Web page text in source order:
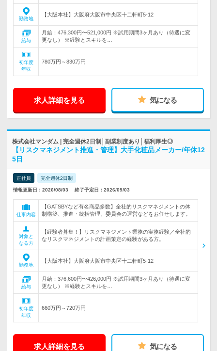
勤務地
【大阪本社】大阪府大阪市中央区十二軒町5-12
給与
月給：476,300円〜521,000円 ※試用期間3ヶ月あり（待遇に変
更なし） ※経験とスキルを…
初年度
年収
780万円～830万円
求人詳細を見る 気になる
株式会社マンダム | 完全週休2日制│副業制度あり│福利厚生◎
【リスクマネジメント推進・管理】大手化粧品メーカー/年休12
5日
正社員 完全週休2日制
情報更新日：2026/08/03 終了予定日：2026/09/03
仕事内容
【GATSBYなど有名商品多数】全社的リスクマネジメントの体
制構築、推進・統括管理、委員会の運営などをお任せします。
対象と
なる方
【経験者募集！】リスクマネジメント業務の実務経験／全社的
なリスクマネジメントの計画策定の経験がある方。
勤務地
【大阪本社】大阪府大阪市中央区十二軒町5-12
給与
月給：376,600円〜426,000円 ※試用期間3ヶ月あり（待遇に変
更なし） ※経験とスキルを…
初年度
年収
660万円～720万円
求人詳細を見る 気になる